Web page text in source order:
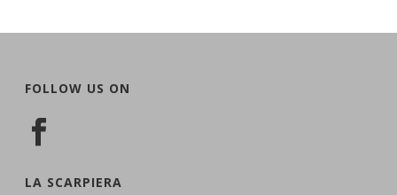
FOLLOW US ON
LA SCARPIERA